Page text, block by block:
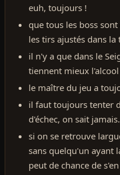
euh, toujours !
que tous les boss
les tirs ajustés dans la
il n'y a que dans le
tiennent mieux
le maître du jeu a
il faut toujours tenter
d'échec, on sait
si on se retrouve
sans quelqu'un ayant
peut de chance de